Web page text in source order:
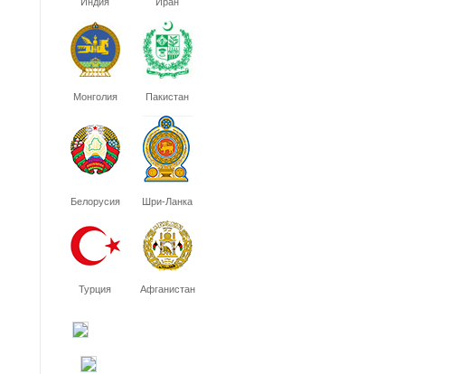
Монголия Пакистан
Белорусия Шри-Ланка
Турция Афганистан